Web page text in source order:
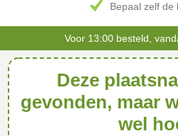
Bepaal zelf de
Voor 13:00 besteld,
Deze
gevonden, maar
wel